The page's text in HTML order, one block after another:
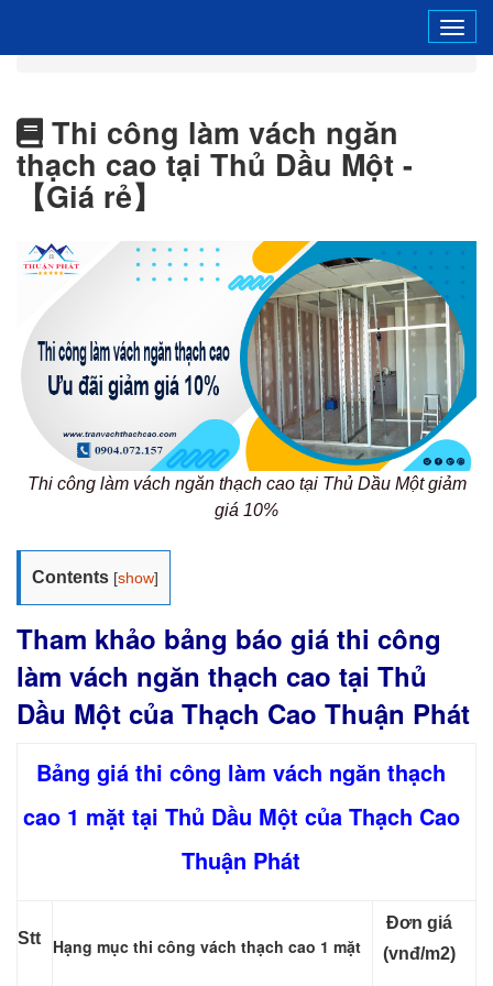
Thi công làm vách ngăn
thạch cao tại Thủ Dầu Một -
【Giá rẻ】
Thi công làm vách ngăn thạch cao tại Thủ Dầu Một giảm
giá 10%
Contents [show]
Tham khảo bảng báo giá thi công
làm vách ngăn thạch cao tại Thủ
Dầu Một của Thạch Cao Thuận Phát
Bảng giá thi công làm vách ngăn thạch
cao 1 mặt tại Thủ Dầu Một của Thạch Cao
Thuận Phát
Stt Hạng mục thi công vách thạch cao 1 mặt
Đơn giá
(vnđ/m2)